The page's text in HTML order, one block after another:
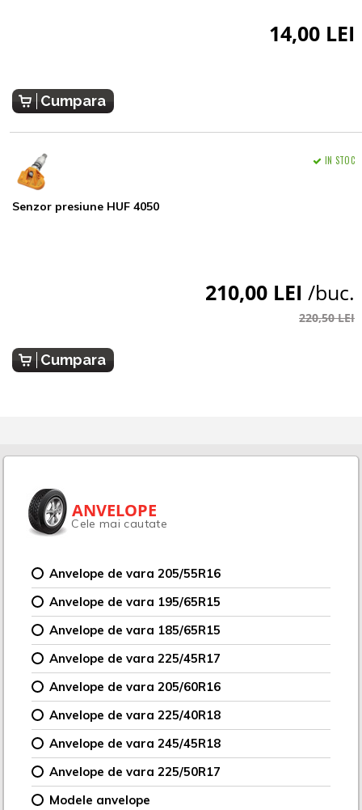
14,00 LEI
Cumpara
Senzor presiune HUF 4050
IN STOC
210,00 LEI /buc.
220,50 LEI
Cumpara
ANVELOPE
Cele mai cautate
Anvelope de vara 205/55R16
Anvelope de vara 195/65R15
Anvelope de vara 185/65R15
Anvelope de vara 225/45R17
Anvelope de vara 205/60R16
Anvelope de vara 225/40R18
Anvelope de vara 245/45R18
Anvelope de vara 225/50R17
Modele anvelope